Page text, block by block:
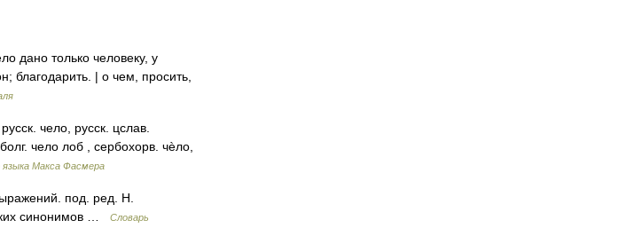
дано только человеку, у
благодарить. | о чем, просить,
чело, русск. цслав.
чело лоб , сербохорв. чѐло,
языка Макса Фасмера
под. ред. Н.
синонимов …
Словарь